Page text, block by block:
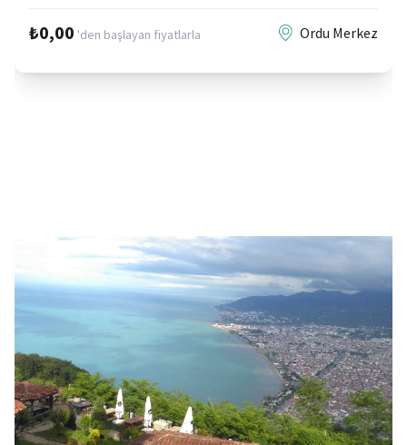
₺0,00 'den başlayan fiyatlarla Ordu Merkez